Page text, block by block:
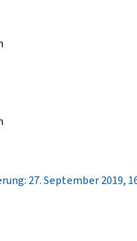
27. September 2019,